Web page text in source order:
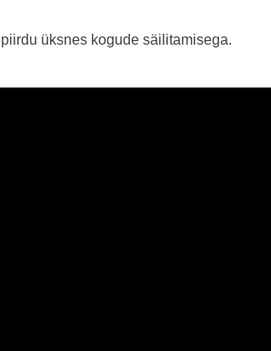
üksnes kogude säilitamisega.